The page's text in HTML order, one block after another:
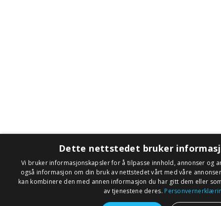
Dette nettstedet bruker
Vi bruker informasjonskapsler for å tilpasse innhold, annonser og
også informasjon om din bruk av nettstedet vårt med våre
kan kombinere den med annen informasjon du har gitt dem eller
av tjenestene deres.